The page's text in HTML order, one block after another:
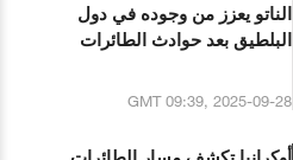
الناتو يعزز من وجوده في دول
البلطيق بعد حوادث الطائرات
GMT 09:39, 2025-09-28